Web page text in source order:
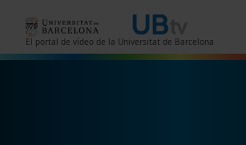
El portal de vídeo de la Universitat de Barcelona